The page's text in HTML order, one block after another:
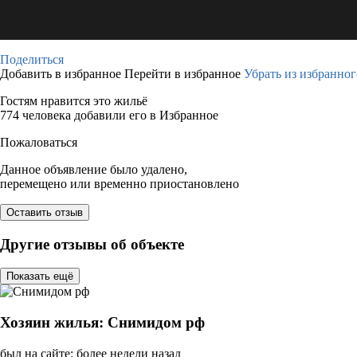
Поделиться
Добавить в избранное Перейти в избранное Убрать из
Гостям нравится это жильё
774 человека добавили его в Избранное
Пожаловаться
Данное объявление было удалено,
перемещено или временно приостановлено
Оставить отзыв
Другие отзывы об объекте
Показать ещё
Хозяин жилья: Снимидом рф
был на сайте: более недели назад